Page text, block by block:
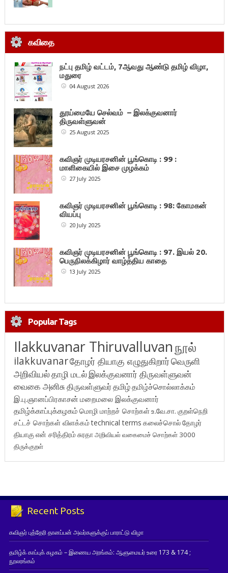
கவிதை
நட்பு தமிழ் வட்டம், 7ஆவது ஆண்டு தமிழ் விழா,
மதுரை
04 August 2026
தூய்மையே செல்வம் – இலக்குவனார்
திருவள்ளுவன்
25 August 2025
கவிஞர் முடியரசனின் பூங்கொடி : 99 :
மாளிகையில் இசை முழக்கம்
27 July 2025
கவிஞர் முடியரசனின் பூங்கொடி : 98: கோமகன்
வியப்பு
20 July 2025
கவிஞர் முடியரசனின் பூங்கொடி : 97. இயல் 20.
பெருநிலக்கிழார் வாழ்த்திய காதை
13 July 2025
Popular Tags
Ilakkuvanar Thiruvalluvanநூல்
ilakkuvanarதோழர் தியாகு எழுதுகிறார்வெருளி
அறிவியல்தாழி மடல்இலக்குவனார் திருவள்ளுவன்
வைகை அனிசுதிருவள்ளுவர்தமிழ்தமிழ்ச்சொல்லாக்கம்
இ.பு.ஞானப்பிரகாசன் மறைமலை இலக்குவனார்
தமிழ்க்காப்புக்கழகம் மொழி மாற்றச் சொற்கள்உ.வே.சா. குறள்நெறி
சட்டச் சொற்கள் விளக்கம்technical terms கலைச்சொல்தோழர்
தியாகுஎன் சரித்திரம்சுரதாஅறிவியல் வகைமைச் சொற்கள் 3000
திருக்குறள்
Recent Posts
கவிஞர் புத்தேரி தானப்பன் அவர்களுக்குப் பாராட்டு விழா
தமிழ்க் காப்புக் கழகம் – இணைய அரங்கம்: ஆளுமையர் உரை 173 & 174 ;
நூலரங்கம்